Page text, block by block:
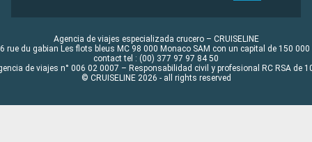
Agencia de viajes especializada crucero – CRUISELINE
rue du gabian Les flots bleus MC 98 000 Monaco SAM con un capital de 150 000
contact tel : (00) 377 97 97 84 50
de viajes n° 006 02 0007 – Responsabilidad civil y profesional RC RSA de
© CRUISELINE 2026 - all rights reserved